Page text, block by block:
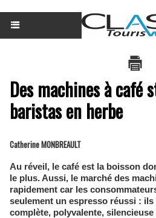
Des machines à café
baristas en herbe
Catherine MONBREAULT
Au réveil, le café est la boisson
le plus. Aussi, le marché des
rapidement car les
seulement un espresso réussi :
complète, polyvalente,